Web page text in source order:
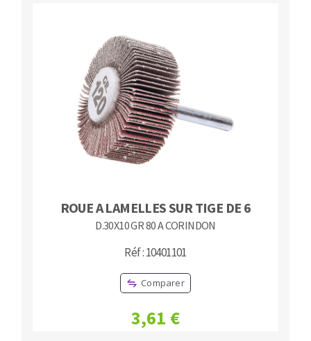
ROUE A LAMELLES SUR TIGE DE 6
D.30X10 GR 80 A CORINDON
Réf : 10401101
Comparer
3,61 €